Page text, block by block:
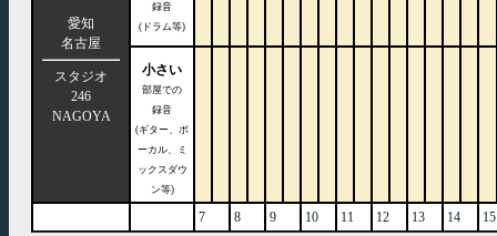
愛知
名古屋
スタジオ
246
NAGOYA
録音
(ドラム等)
小さい
部屋での
録音
(ギター、ボ
ーカル、ミ
ックスダウ
ン等)
7 8 9 10 11 12 13 14 15